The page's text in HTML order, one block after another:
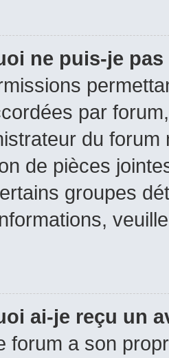
ne puis-je
par
du
de pièces
groupes
ai-je reçu un
forum a son